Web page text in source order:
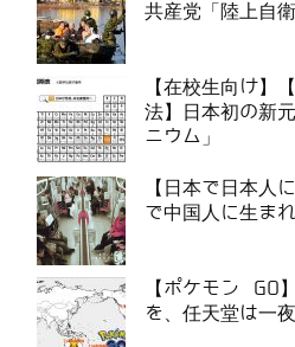
共産党「陸上自
【在校生向け】
法】日本初の新
ニウム」
【日本で日本人
で中国人に生ま
【ポケモン GO
を、任天堂は一